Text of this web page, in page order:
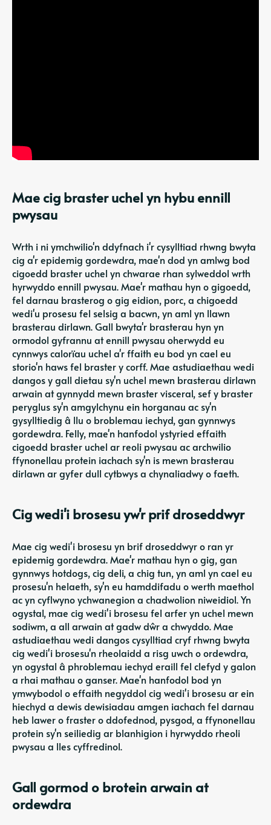
Mae cig braster uchel yn hybu ennill
pwysau
Wrth i ni ymchwilio'n ddyfnach i'r cysylltiad rhwng bwyta
cig a'r epidemig gordewdra, mae'n dod yn amlwg bod
cigoedd braster uchel yn chwarae rhan sylweddol wrth
hyrwyddo ennill pwysau. Mae'r mathau hyn o gigoedd,
fel darnau brasterog o gig eidion, porc, a chigoedd
wedi'u prosesu fel selsig a bacwn, yn aml yn llawn
brasterau dirlawn. Gall bwyta'r brasterau hyn yn
ormodol gyfrannu at ennill pwysau oherwydd eu
cynnwys calorïau uchel a'r ffaith eu bod yn cael eu
storio'n haws fel braster y corff. Mae astudiaethau wedi
dangos y gall dietau sy'n uchel mewn brasterau dirlawn
arwain at gynnydd mewn braster visceral, sef y braster
peryglus sy'n amgylchynu ein horganau ac sy'n
gysylltiedig â llu o broblemau iechyd, gan gynnwys
gordewdra. Felly, mae'n hanfodol ystyried effaith
cigoedd braster uchel ar reoli pwysau ac archwilio
ffynonellau protein iachach sy'n is mewn brasterau
dirlawn ar gyfer dull cytbwys a chynaliadwy o faeth.
Cig wedi'i brosesu yw'r prif droseddwyr
Mae cig wedi'i brosesu yn brif droseddwyr o ran yr
epidemig gordewdra. Mae'r mathau hyn o gig, gan
gynnwys hotdogs, cig deli, a chig tun, yn aml yn cael eu
prosesu'n helaeth, sy'n eu hamddifadu o werth maethol
ac yn cyflwyno ychwanegion a chadwolion niweidiol. Yn
ogystal, mae cig wedi'i brosesu fel arfer yn uchel mewn
sodiwm, a all arwain at gadw dŵr a chwyddo. Mae
astudiaethau wedi dangos cysylltiad cryf rhwng bwyta
cig wedi'i brosesu'n rheolaidd a risg uwch o ordewdra,
yn ogystal â phroblemau iechyd eraill fel clefyd y galon
a rhai mathau o ganser. Mae'n hanfodol bod yn
ymwybodol o effaith negyddol cig wedi'i brosesu ar ein
hiechyd a dewis dewisiadau amgen iachach fel darnau
heb lawer o fraster o ddofednod, pysgod, a ffynonellau
protein sy'n seiliedig ar blanhigion i hyrwyddo rheoli
pwysau a lles cyffredinol.
Gall gormod o brotein arwain at
ordewdra